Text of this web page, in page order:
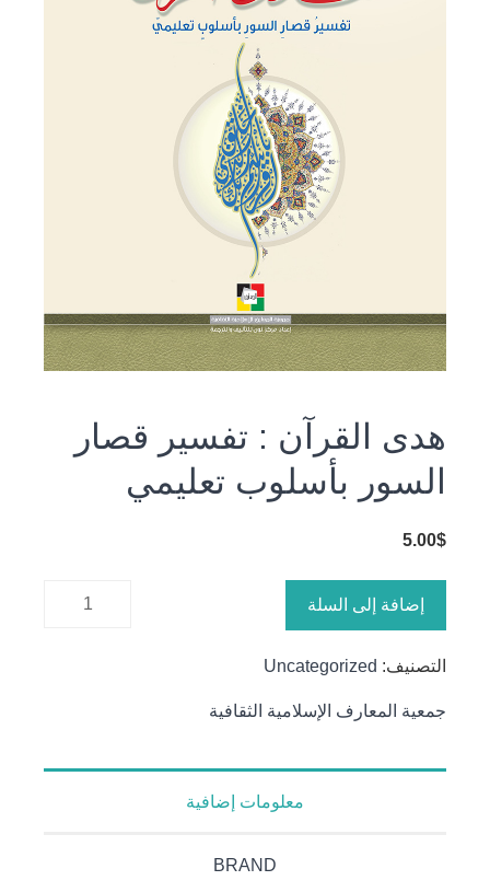
هدى القرآن : تفسير قصار
السور بأسلوب تعليمي
5.00$
كمية هدى
إضافة إلى السلة
التصنيف: Uncategorized
جمعية المعارف الإسلامية الثقافية
معلومات إضافية
BRAND